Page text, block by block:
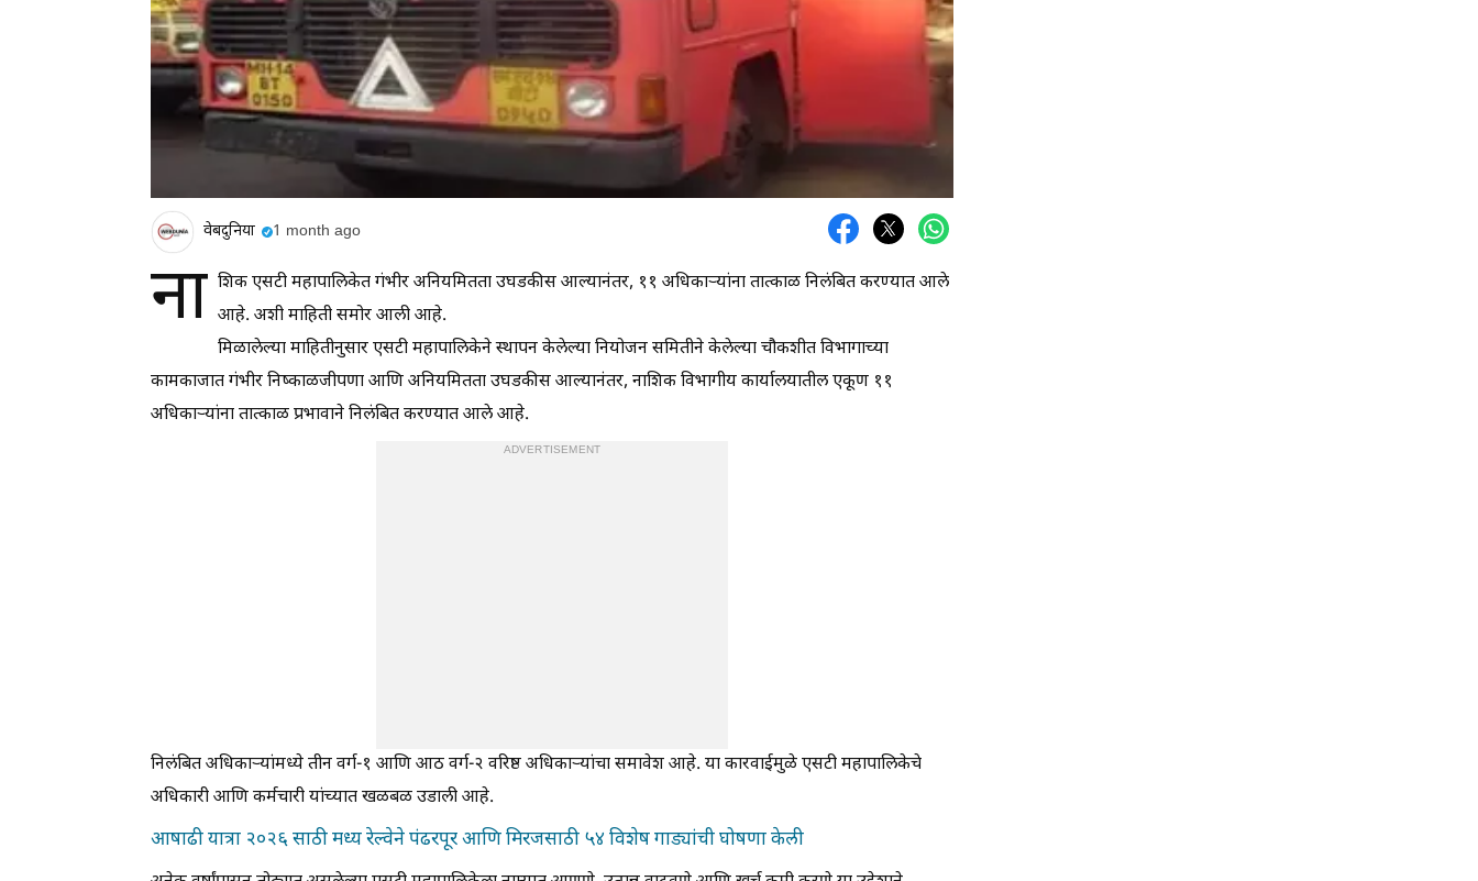
वेबदुनिया 1 month ago
ना शिक एसटी महापालिकेत गंभीर अनियमितता उघडकीस आल्यानंतर, ११ अधिकाऱ्यांना तात्काळ निलंबित करण्यात आले
आहे. अशी माहिती समोर आली आहे.
मिळालेल्या माहितीनुसार एसटी महापालिकेने स्थापन केलेल्या नियोजन समितीने केलेल्या चौकशीत विभागाच्या
कामकाजात गंभीर निष्काळजीपणा आणि अनियमितता उघडकीस आल्यानंतर, नाशिक विभागीय कार्यालयातील एकूण ११
अधिकाऱ्यांना तात्काळ प्रभावाने निलंबित करण्यात आले आहे.
ADVERTISEMENT
निलंबित अधिकाऱ्यांमध्ये तीन वर्ग-१ आणि आठ वर्ग-२ वरिष्ठ अधिकाऱ्यांचा समावेश आहे. या कारवाईमुळे एसटी महापालिकेचे
अधिकारी आणि कर्मचारी यांच्यात खळबळ उडाली आहे.
आषाढी यात्रा २०२६ साठी मध्य रेल्वेने पंढरपूर आणि मिरजसाठी ५४ विशेष गाड्यांची घोषणा केली